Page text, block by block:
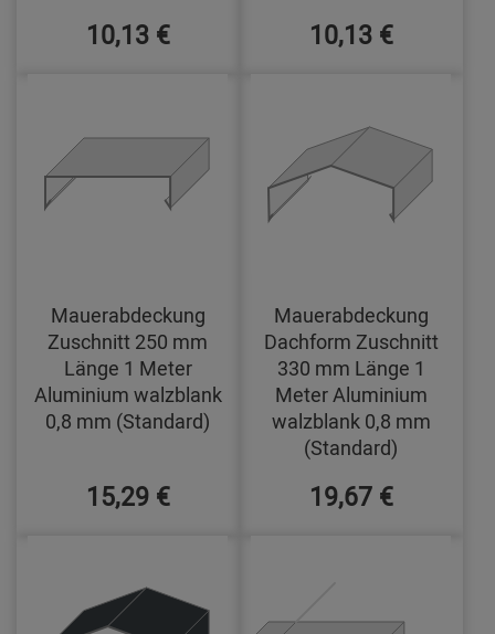
10,13 € 10,13 €
Mauerabdeckung
Zuschnitt 250 mm
Länge 1 Meter
Aluminium walzblank
0,8 mm (Standard)
15,29 €
Mauerabdeckung
Dachform Zuschnitt
330 mm Länge 1
Meter Aluminium
walzblank 0,8 mm
(Standard)
19,67 €